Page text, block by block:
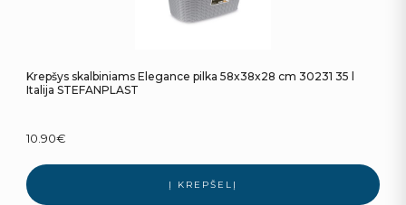
Krepšys skalbiniams Elegance pilka 58x38x28 cm 30231 35 l
Italija STEFANPLAST
10.90€
Į KREPŠELĮ